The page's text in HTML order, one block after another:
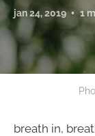
jan 24, 2019 1
breath in,